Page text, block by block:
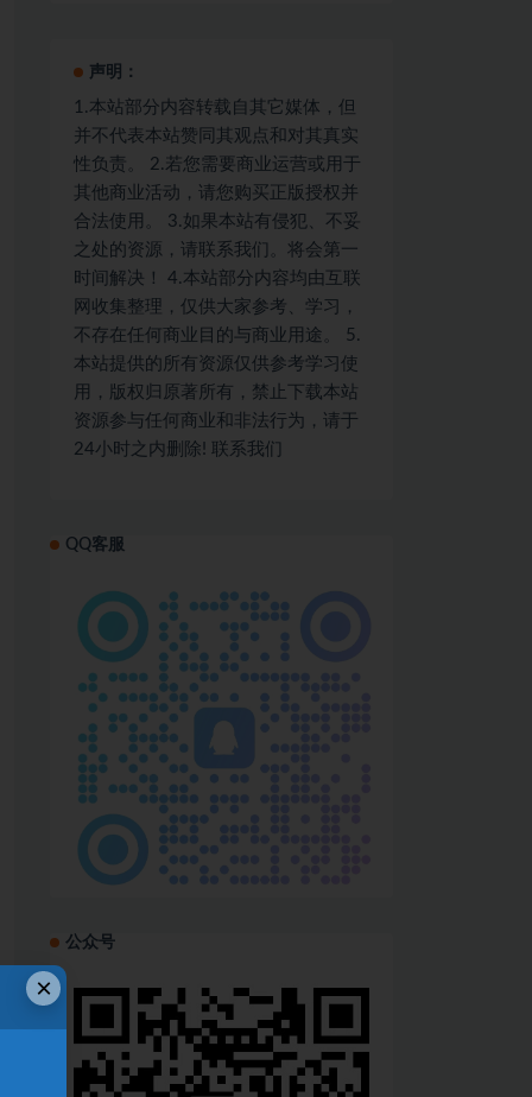
声明：
1.本站部分内容转载自其它媒体，但
并不代表本站赞同其观点和对其真实
性负责。 2.若您需要商业运营或用于
其他商业活动，请您购买正版授权并
合法使用。 3.如果本站有侵犯、不妥
之处的资源，请联系我们。将会第一
时间解决！ 4.本站部分内容均由互联
网收集整理，仅供大家参考、学习，
不存在任何商业目的与商业用途。 5.
本站提供的所有资源仅供参考学习使
用，版权归原著所有，禁止下载本站
资源参与任何商业和非法行为，请于
24小时之内删除! 联系我们
QQ客服
公众号
×